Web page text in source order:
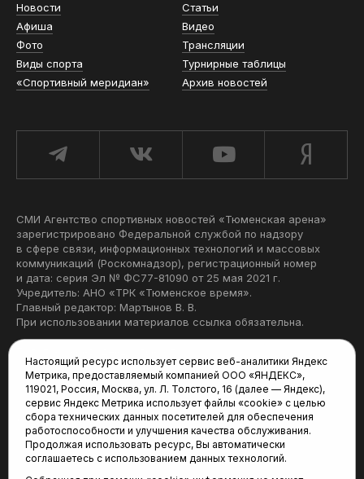
Новости
Статьи
Афиша
Видео
Фото
Трансляции
Виды спорта
Турнирные таблицы
«Спортивный меридиан»
Архив новостей
СМИ Агентство спортивных новостей «Тюменская арена»
зарегистрировано Федеральной службой по надзору
в сфере связи, информационных технологий и массовых
коммуникаций (Роскомнадзор), регистрационный номер
и дата: серия Эл № ФС77-81090 от 25 мая 2021 г.
Учредитель: АНО «ТРК «Тюменское время».
Главный редактор: Мартынов В. В.
При использовании материалов ссылка обязательна.
Редакция:
625035, Тюмень, пр. Геологоразведчиков, 28А
(3452) 68-22-28
tum-arena@mail.ru
Отдел продаж:
Настоящий ресурс использует сервис веб-аналитики Яндекс
Метрика, предоставляемый компанией ООО «ЯНДЕКС»,
119021, Россия, Москва, ул. Л. Толстого, 16 (далее — Яндекс),
сервис Яндекс Метрика использует файлы «cookie» с целью
сбора технических данных посетителей для обеспечения
работоспособности и улучшения качества обслуживания.
Продолжая использовать ресурс, Вы автоматически
соглашаетесь с использованием данных технологий.